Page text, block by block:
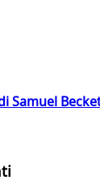
Samuel